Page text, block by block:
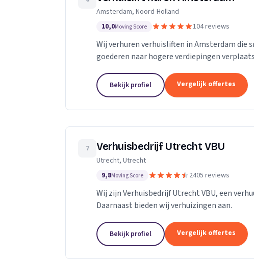
Amsterdam, Noord-Holland
10,0Moving Score 104 reviews
Wij verhuren verhuisliften in Amsterdam die
goederen naar hogere verdiepingen
Bekijk profiel Vergelijk offertes
7 Verhuisbedrijf Utrecht VBU
Utrecht, Utrecht
9,8Moving Score 2405 reviews
Wij zijn Verhuisbedrijf Utrecht VBU, een
Daarnaast bieden wij verhuizingen aan.
Bekijk profiel Vergelijk offertes